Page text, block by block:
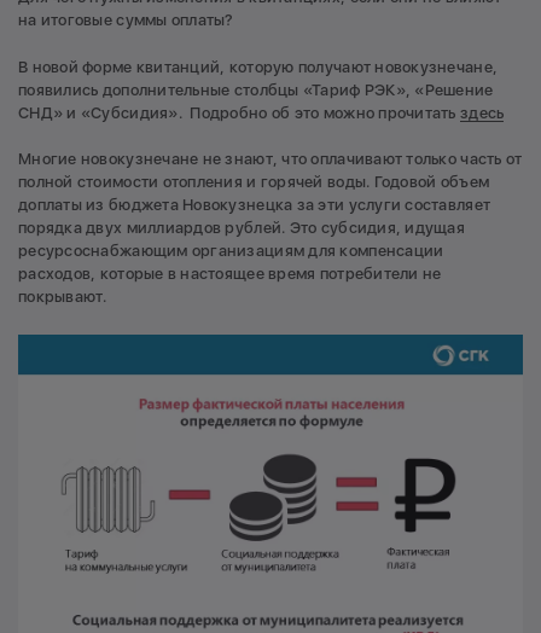
на итоговые суммы оплаты?
В новой форме квитанций, которую получают новокузнечане,
появились дополнительные столбцы «Тариф РЭК», «Решение
СНД» и «Субсидия». Подробно об это можно прочитатьздесь
Многие новокузнечане не знают, что оплачивают только часть от
полной стоимости отопления и горячей воды. Годовой объем
доплаты из бюджета Новокузнецка за эти услуги составляет
порядка двух миллиардов рублей. Это субсидия, идущая
ресурсоснабжающим организациям для компенсации
расходов, которые в настоящее время потребители не
покрывают.